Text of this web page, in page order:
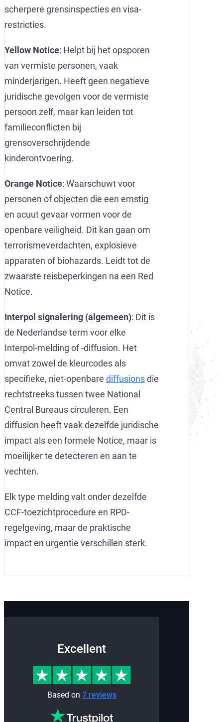
scherpere grensinspecties en visa-
restricties.
Yellow Notice: Helpt bij het opsporen
van vermiste personen, vaak
minderjarigen. Heeft geen negatieve
juridische gevolgen voor de vermiste
persoon zelf, maar kan leiden tot
familieconflicten bij
grensoverschrijdende
kinderontvoering.
Orange Notice: Waarschuwt voor
personen of objecten die een ernstig
en acuut gevaar vormen voor de
openbare veiligheid. Dit kan gaan om
terrorismeverdachten, explosieve
apparaten of biohazards. Leidt tot de
zwaarste reisbeperkingen na een Red
Notice.
Interpol signalering (algemeen): Dit is
de Nederlandse term voor elke
Interpol-melding of -diffusion. Het
omvat zowel de kleurcodes als
specifieke, niet-openbare diffusionsdie
rechtstreeks tussen twee National
Central Bureaus circuleren. Een
diffusion heeft vaak dezelfde juridische
impact als een formele Notice, maar is
moeilijker te detecteren en aan te
vechten.
Elk type melding valt onder dezelfde
CCF-toezichtprocedure en RPD-
regelgeving, maar de praktische
impact en urgentie verschillen sterk.
Excellent
Based on 7 reviews